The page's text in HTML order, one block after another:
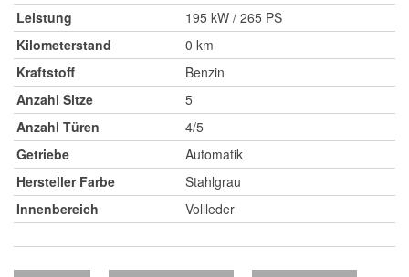
Leistung
195 kW / 265 PS
Kilometerstand
0 km
Kraftstoff
Benzin
Anzahl Sitze
5
Anzahl Türen
4/5
Getriebe
Automatik
Hersteller Farbe
Stahlgrau
Innenbereich
Vollleder